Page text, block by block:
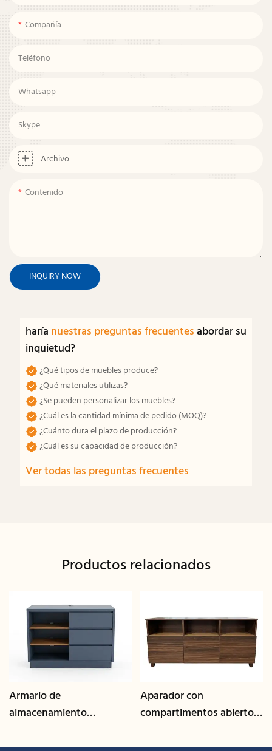
Compañía
Teléfono
Whatsapp
Skype
Archivo
Contenido
INQUIRY NOW
haría nuestras preguntas frecuentesabordar su
inquietud?
¿Qué tipos de muebles produce?
¿Qué materiales utilizas?
¿Se pueden personalizar los muebles?
¿Cuál es la cantidad mínima de pedido (MOQ)?
¿Cuánto dura el plazo de producción?
¿Cuál es su capacidad de producción?
Ver todas las preguntas frecuentes
Productos relacionados
Armario de
almacenamiento
cables | CIS-25-L - GCON
Aparador con
compartimentos abiertos
207 - GCON